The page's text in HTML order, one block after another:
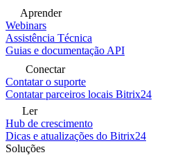
Aprender
Webinars
Assistência Técnica
Guias e documentação API
Conectar
Contatar o suporte
Contatar parceiros locais Bitrix24
Ler
Hub de crescimento
Dicas e atualizações do Bitrix24
Soluções